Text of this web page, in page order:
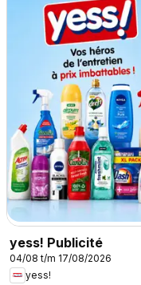
yess! Publicité
04/08 t/m 17/08/2026
yess!